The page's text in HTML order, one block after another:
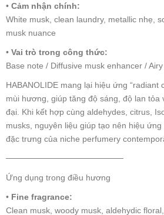
• Cảm nhận chính:
White musk, clean laundry, metallic nhẹ,
musk nuance
• Vai trò trong công thức:
Base note / Diffusive musk enhancer /
HABANOLIDE mang lại hiệu ứng “radiant
mùi hương, giúp tăng độ sáng, độ lan tỏa
đại. Khi kết hợp cùng aldehydes, citrus,
musks, nguyên liệu giúp tạo nên hiệu
đặc trưng của niche perfumery
────────────────────
Ứng dụng trong điều hương
• Fine fragrance:
Clean musk, woody musk, aldehydic